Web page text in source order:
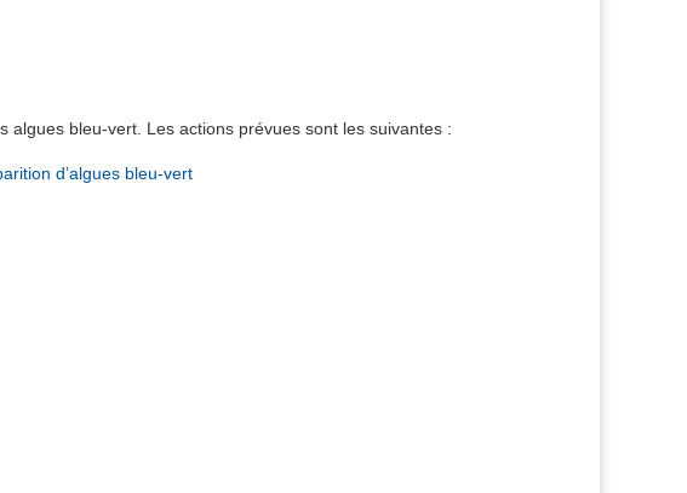
algues bleu-vert. Les actions prévues sont les suivantes :
d’algues bleu-vert